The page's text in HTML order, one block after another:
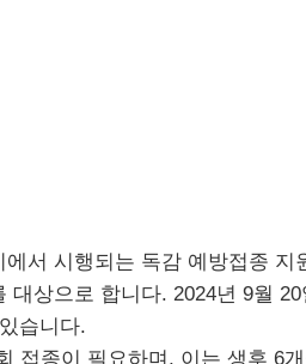
에서 시행되는 독감 예방접종 지
대상으로 합니다. 2024년 9월
습니다.
접종이 필요하며, 이는 생후 6